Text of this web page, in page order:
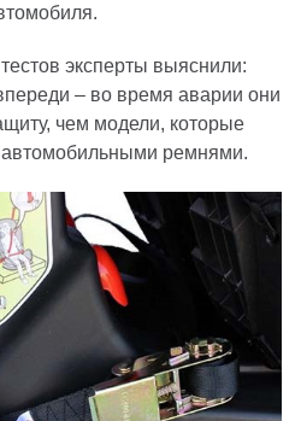
эксперты выяснили:
– во время аварии они
чем модели, которые
автомобильными ремнями.